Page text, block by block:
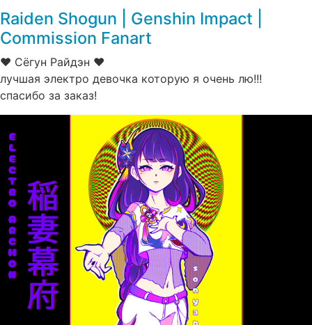
Raiden Shogun | Genshin Impact |
Commission Fanart
♥ Сёгун Райдэн ♥
лучшая электро девочка которую я очень лю!!!
спасибо за заказ!